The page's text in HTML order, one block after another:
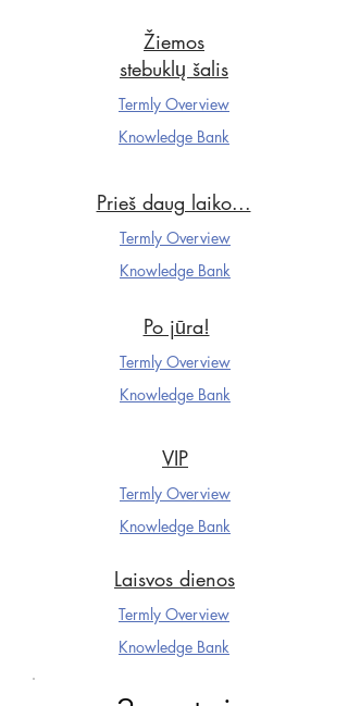
Žiemos
stebuklų šalis
Termly Overview
Knowledge Bank
Prieš daug laiko...
Termly Overview
Knowledge Bank
Po jūra!
Termly Overview
Knowledge Bank
VIP
Termly Overview
Knowledge Bank
Laisvos dienos
Termly Overview
Knowledge Bank